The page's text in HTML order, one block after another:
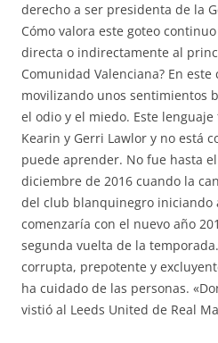
derecho a ser presidenta de la
Cómo valora este goteo
directa o indirectamente al
Comunidad Valenciana? En
movilizando unos sentimientos
el odio y el miedo. Este
Kearin y Gerri Lawlor y no está
puede aprender. No fue hasta
diciembre de 2016 cuando la
del club blanquinegro iniciando
comenzaría con el nuevo año
segunda vuelta de la
corrupta, prepotente y
ha cuidado de las personas.
vistió al Leeds United de Real